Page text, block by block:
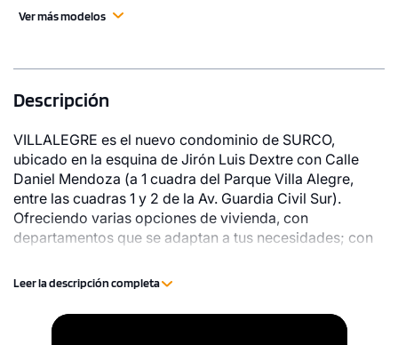
Ver más modelos
1 unidad disponible
Descripción
VILLALEGRE es el nuevo condominio de SURCO,
ubicado en la esquina de Jirón Luis Dextre con Calle
Daniel Mendoza (a 1 cuadra del Parque Villa Alegre,
entre las cuadras 1 y 2 de la Av. Guardia Civil Sur).
Ofreciendo varias opciones de vivienda, con
departamentos que se adaptan a tus necesidades; con
como: Salas de usos múltiples (SUM), Sala Gourmet,
Cinema, Aventura Play (área de juegos para niños y Sala
de niños), patio alameda, patio plaza, Zona Fit y Terraza
Leer la descripción completa
Video